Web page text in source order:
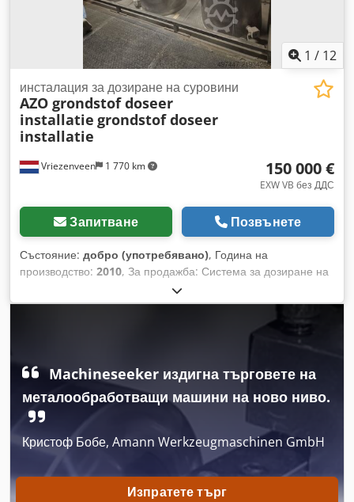
1 / 12
Vriezenveen 1 770 km
инсталация за дозиране на суровини
AZO grondstof doseer
installatie grondstof doseer
installatie
150 000 €
EXW VB без ДДС
Запитване Позвънете
Състояние: добро (употребявано), Година на
производство: 2010, За продажба: Система за дозиране на
суровини Марка: AZO Година на производство: 2010
Включва: Dcodpfxjy Spg Ro Ac Ask - 8 бр. дозиращи
резервоари по 500 литра - пълна документация - рамки -
тензодатчици - дозиращи шнеци Ако имате въпроси или
Възможен е оглед на място. С уважение, Лео Холанд
Machineseeker издигна търговете на
металообработващи машини на ново ниво.
Кристоф Бобе, Amann Werkzeugmaschinen GmbH
Изпратете търг